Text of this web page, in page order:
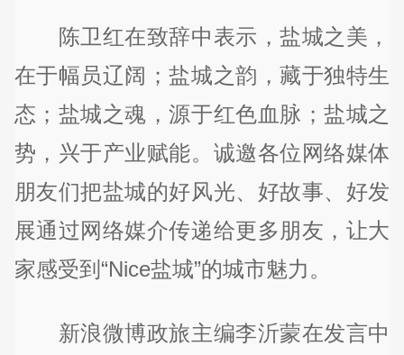
陈卫红在致辞中表示，盐城之美，
在于幅员辽阔；盐城之韵，藏于独特生
态；盐城之魂，源于红色血脉；盐城之
势，兴于产业赋能。诚邀各位网络媒体
朋友们把盐城的好风光、好故事、好发
展通过网络媒介传递给更多朋友，让大
家感受到“Nice盐城”的城市魅力。
新浪微博政旅主编李沂蒙在发言中